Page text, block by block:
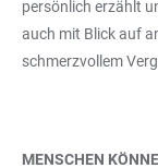
persönlich erzählt
auch mit Blick auf
schmerzvollem
MENSCHEN